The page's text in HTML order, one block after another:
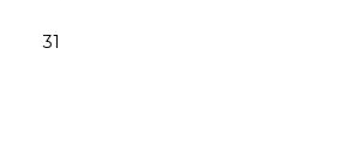
31